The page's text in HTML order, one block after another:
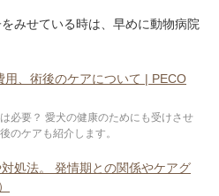
みせている時は、早めに動物病院
、術後のケアについて | PECO
必要？ 愛犬の健康のためにも受けさせ
のケアも紹介します。
処法。 発情期との関係やケアグ